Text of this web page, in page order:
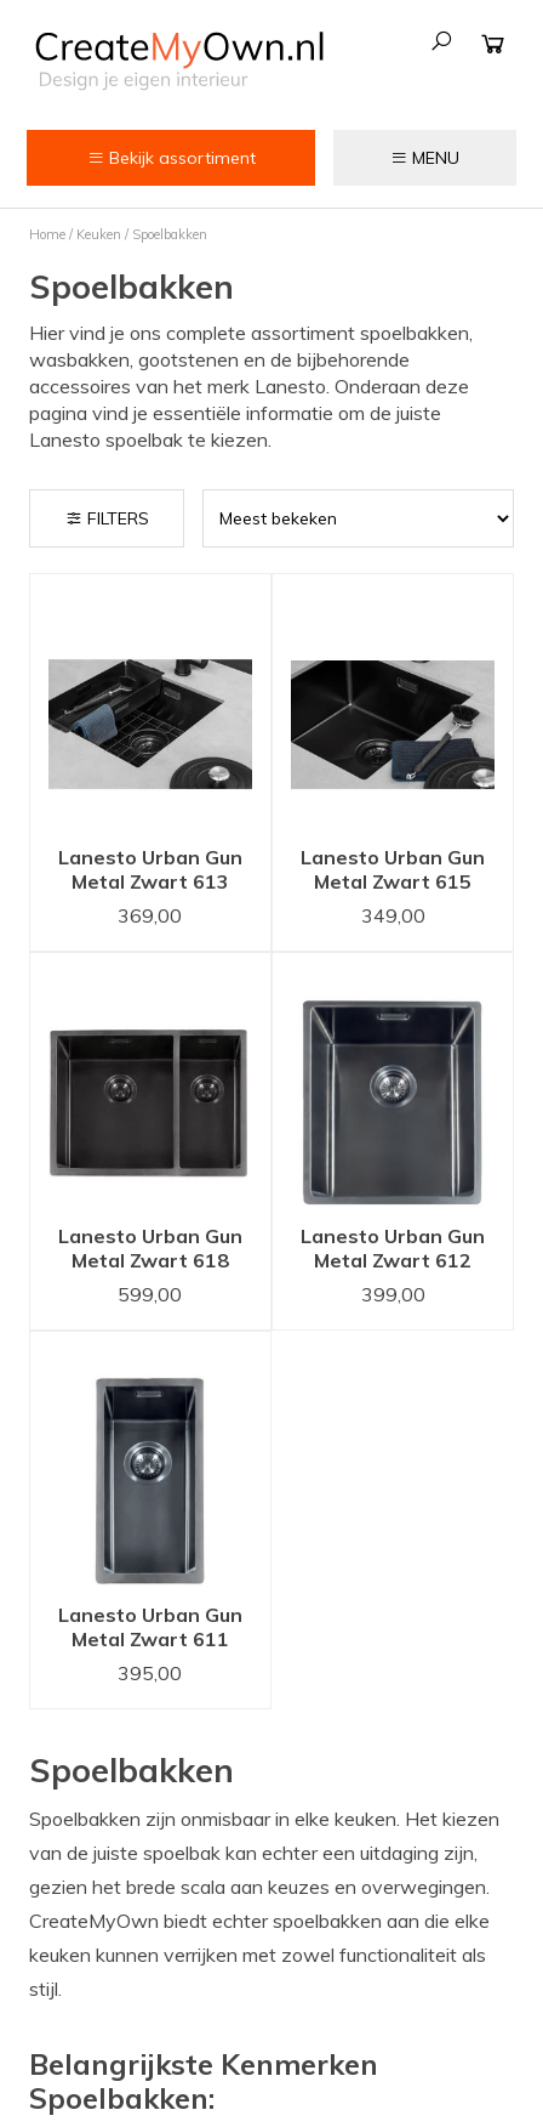
Bekijk assortiment
Keukenkranen
Spoelbakken
Zeepdispensers
Voedselrestenvermalers
Verlichting
Badkamerkranen
Wastafels
MENU
Home/ Keuken / Spoelbakken
Spoelbakken
Hier vind je ons complete assortiment spoelbakken,
wasbakken, gootstenen en de bijbehorende
accessoires van het merk Lanesto. Onderaan deze
pagina vind je essentiële informatie om de juiste
Lanesto spoelbak te kiezen.
FILTERS
Lanesto Urban Gun
Metal Zwart 613
40x40 spoelbak
369,00
Lanesto Urban Gun
Metal Zwart 615
50x40 spoelbak
349,00
Lanesto Urban Gun
Metal Zwart 618
34x40 en 18x40
spoelbak
599,00
Lanesto Urban Gun
Metal Zwart 612
34x40 spoelbak
399,00
Lanesto Urban Gun
Metal Zwart 611
18x40 spoelbak
395,00
Spoelbakken
Spoelbakken zijn onmisbaar in elke keuken. Het kiezen
van de juiste spoelbak kan echter een uitdaging zijn,
gezien het brede scala aan keuzes en overwegingen.
CreateMyOwn biedt echter spoelbakken aan die elke
keuken kunnen verrijken met zowel functionaliteit als
stijl.
Belangrijkste Kenmerken
Spoelbakken: